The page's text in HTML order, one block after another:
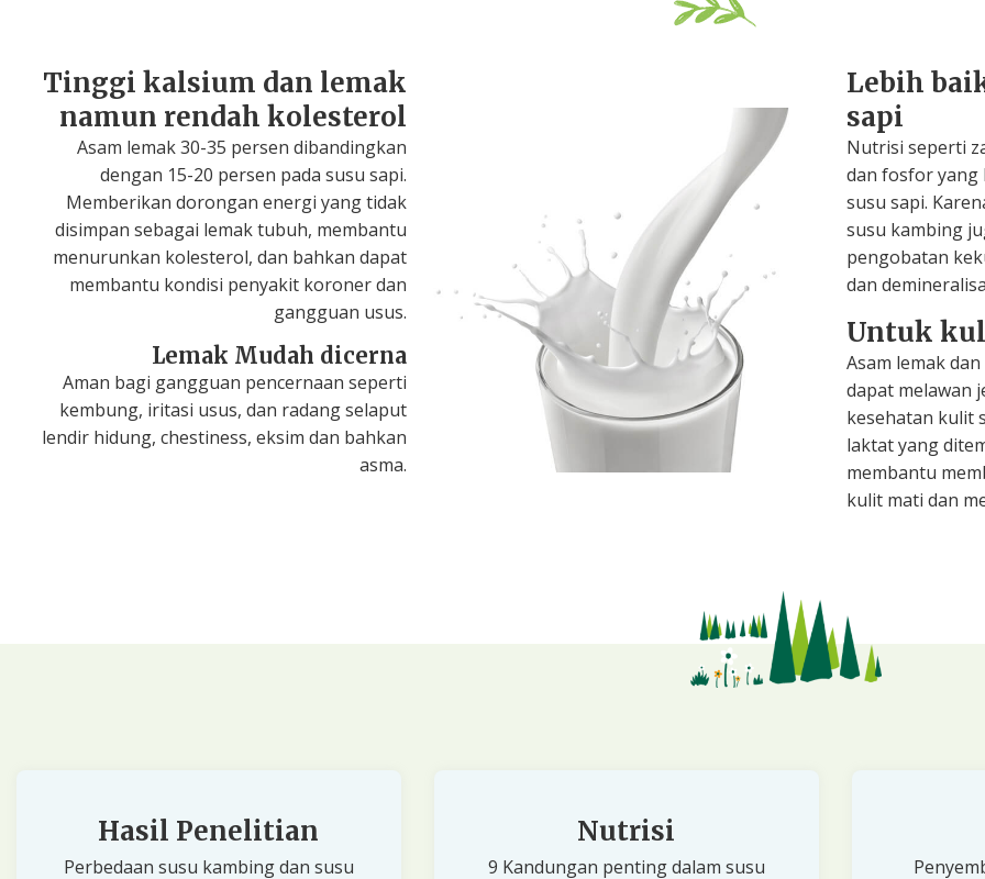
Tinggi kalsium dan lemak
namun rendah kolesterol
Asam lemak 30-35 persen dibandingkan
dengan 15-20 persen pada susu sapi.
Memberikan dorongan energi yang tidak
disimpan sebagai lemak tubuh, membantu
menurunkan kolesterol, dan bahkan dapat
membantu kondisi penyakit koroner dan
gangguan usus.
Lemak Mudah dicerna
Aman bagi gangguan pencernaan seperti
kembung, iritasi usus, dan radang selaput
lendir hidung, chestiness, eksim dan bahkan
asma.
Lebih
sapi
Nutrisi seperti
dan fosfor yang
susu sapi.
susu kambing
pengobatan
dan
Untuk
Asam lemak
dapat melawan
kesehatan kulit
laktat yang
membantu
kulit mati dan
Hasil Penelitian
Perbedaan susu kambing dan susu
Nutrisi
9 Kandungan penting dalam susu